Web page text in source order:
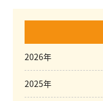
2026年
2025年